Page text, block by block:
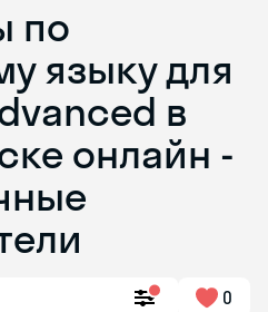
по
языку для
в
онлайн -
0